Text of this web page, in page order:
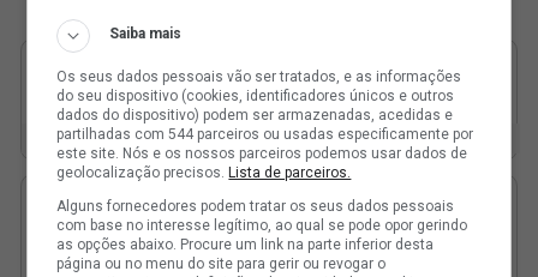
Saiba mais
Os seus dados pessoais vão ser tratados, e as informações
do seu dispositivo (cookies, identificadores únicos e outros
dados do dispositivo) podem ser armazenadas, acedidas e
partilhadas com 544 parceiros ou usadas especificamente por
este site. Nós e os nossos parceiros podemos usar dados de
geolocalização precisos. Lista de parceiros.
Alguns fornecedores podem tratar os seus dados pessoais
com base no interesse legítimo, ao qual se pode opor gerindo
as opções abaixo. Procure um link na parte inferior desta
página ou no menu do site para gerir ou revogar o